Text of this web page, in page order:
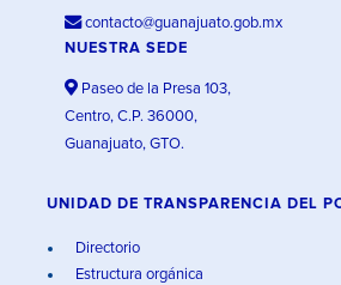
contacto@guanajuato.gob.mx
NUESTRA SEDE
Paseo de la Presa 103,
Centro, C.P. 36000,
Guanajuato, GTO.
UNIDAD DE TRANSPARENCIA DEL
Directorio
Estructura orgánica